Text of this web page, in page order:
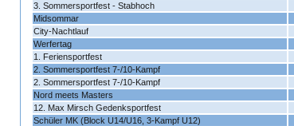
3. Sommersportfest - Stabhoch
Midsommar
City-Nachtlauf
Werfertag
1. Feriensportfest
2. Sommersportfest 7-/10-Kampf
2. Sommersportfest 7-/10-Kampf
Nord meets Masters
12. Max Mirsch Gedenksportfest
Schüler MK (Block U14/U16, 3-Kampf U12)